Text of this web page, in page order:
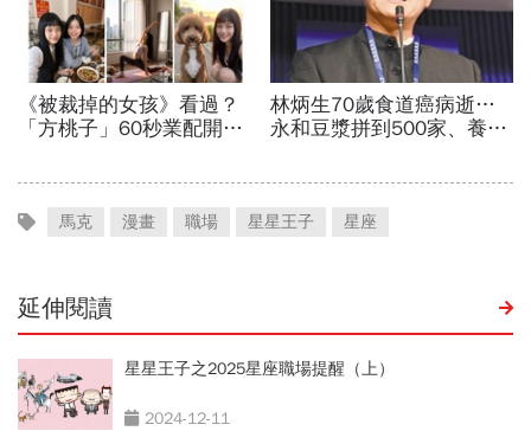
馬克 漫畫 職場 星星王子 星座
延伸閱讀
星星王子之2025星座職場提醒（上）
2024-12-11